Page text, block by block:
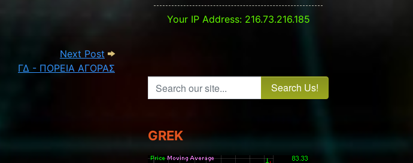
Next Post Next Post: ΓΔ - ΠΟΡΕΙΑ ΑΓΟΡΑΣ
ΓΔ - ΠΟΡΕΙΑ ΑΓΟΡΑΣ
Your IP Address: 216.73.216.185
Search our site...
GREK